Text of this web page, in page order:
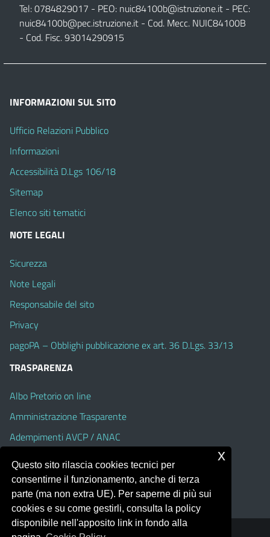
Tel: 0784829017 - PEO: nuic84100b@istruzione.it - PEC:
nuic84100b@pec.istruzione.it - Cod. Mecc. NUIC84100B
- Cod. Fisc. 93014290915
INFORMAZIONI SUL SITO
Ufficio Relazioni Pubblico
Informazioni
Accessibilità D.Lgs 106/18
Sitemap
Elenco siti tematici
NOTE LEGALI
Sicurezza
Note Legali
Responsabile del sito
Privacy
pagoPA – Obblighi pubblicazione ex art. 36 D.Lgs. 33/13
TRASPARENZA
Albo Pretorio on line
Amministrazione Trasparente
Adempimenti AVCP / ANAC
Dichiarazione di accessibilità
Questo sito rilascia cookies tecnici per
consentirne il funzionamento, anche di terza
parte (ma non extra UE). Per saperne di più sui
cookies e su come gestirli, consulta la policy
disponibile nell'apposito link in fondo alla
x